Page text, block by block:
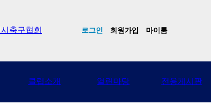
로그인 회원가입 마이룸
클럽소개 열린마당 전용게시판